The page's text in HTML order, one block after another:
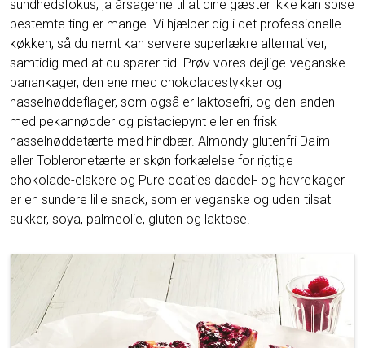
sundhedsfokus, ja årsagerne til at dine gæster ikke kan spise
bestemte ting er mange. Vi hjælper dig i det professionelle
køkken, så du nemt kan servere superlækre alternativer,
samtidig med at du sparer tid. Prøv vores dejlige veganske
banankager, den ene med chokoladestykker og
hasselnøddeflager, som også er laktosefri, og den anden
med pekannødder og pistaciepynt eller en frisk
hasselnøddetærte med hindbær. Almondy glutenfri Daim
eller Tobleronetærte er skøn forkælelse for rigtige
chokolade-elskere og Pure coaties daddel- og havrekager
er en sundere lille snack, som er veganske og uden tilsat
sukker, soya, palmeolie, gluten og laktose.